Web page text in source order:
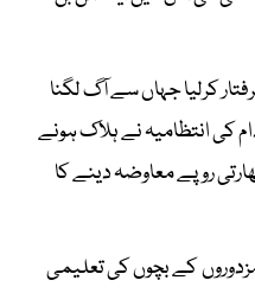
کرلیا جہاں سے آگ لگنا
انتظامیہ نے ہلاک ہونے
ورثا کو 10، 10 لاکھ بھارتی روپے معاوضہ دینے کا
کے بچوں کی تعلیمی